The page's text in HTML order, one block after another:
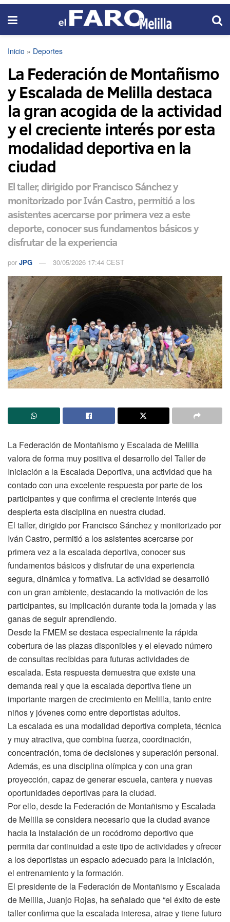
Inicio » Deportes
La Federación de Montañismo
y Escalada de Melilla destaca
la gran acogida de la actividad
y el creciente interés por esta
modalidad deportiva en la
ciudad
El taller, dirigido por Francisco Sánchez y
monitorizado por Iván Castro, permitió a los
asistentes acercarse por primera vez a este
deporte, conocer sus fundamentos básicos y
disfrutar de la experiencia
por JPG 30/05/2026 17:44 CEST
La Federación de Montañismo y Escalada de Melilla
valora de forma muy positiva el desarrollo del Taller de
Iniciación a la Escalada Deportiva, una actividad que ha
contado con una excelente respuesta por parte de los
participantes y que confirma el creciente interés que
despierta esta disciplina en nuestra ciudad.
El taller, dirigido por Francisco Sánchez y monitorizado por
Iván Castro, permitió a los asistentes acercarse por
primera vez a la escalada deportiva, conocer sus
fundamentos básicos y disfrutar de una experiencia
segura, dinámica y formativa. La actividad se desarrolló
con un gran ambiente, destacando la motivación de los
participantes, su implicación durante toda la jornada y las
ganas de seguir aprendiendo.
Desde la FMEM se destaca especialmente la rápida
cobertura de las plazas disponibles y el elevado número
de consultas recibidas para futuras actividades de
escalada. Esta respuesta demuestra que existe una
demanda real y que la escalada deportiva tiene un
importante margen de crecimiento en Melilla, tanto entre
niños y jóvenes como entre deportistas adultos.
La escalada es una modalidad deportiva completa, técnica
y muy atractiva, que combina fuerza, coordinación,
concentración, toma de decisiones y superación personal.
Además, es una disciplina olímpica y con una gran
proyección, capaz de generar escuela, cantera y nuevas
oportunidades deportivas para la ciudad.
Por ello, desde la Federación de Montañismo y Escalada
de Melilla se considera necesario que la ciudad avance
hacia la instalación de un rocódromo deportivo que
permita dar continuidad a este tipo de actividades y ofrecer
a los deportistas un espacio adecuado para la iniciación,
el entrenamiento y la formación.
El presidente de la Federación de Montañismo y Escalada
de Melilla, Juanjo Rojas, ha señalado que “el éxito de este
taller confirma que la escalada interesa, atrae y tiene futuro